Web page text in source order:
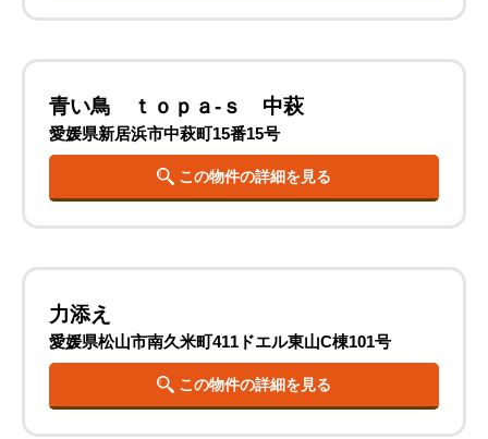
青い鳥 ｔｏｐａ-ｓ 中萩
愛媛県新居浜市中萩町15番15号
この物件の詳細を見る
力添え
愛媛県松山市南久米町411ドエル東山C棟101号
この物件の詳細を見る